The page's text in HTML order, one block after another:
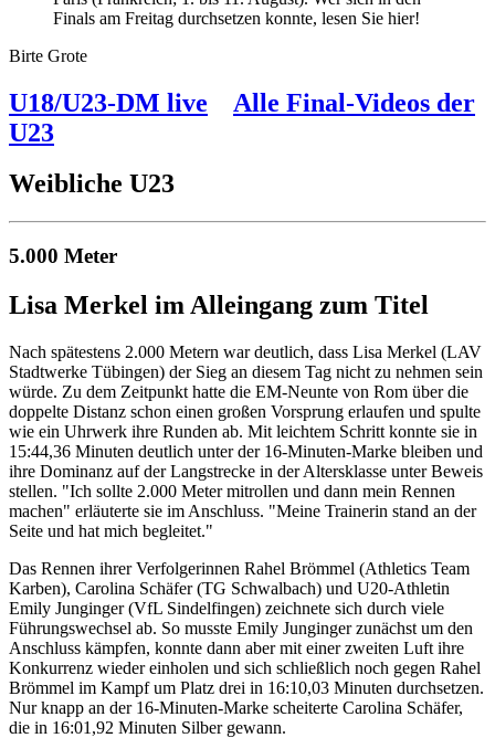
Finals am Freitag durchsetzen konnte, lesen Sie hier!
Birte Grote
U18/U23-DM live
Alle Final-Videos der
U23
Weibliche U23
5.000 Meter
Lisa Merkel im Alleingang zum Titel
Nach spätestens 2.000 Metern war deutlich, dass Lisa Merkel (LAV
Stadtwerke Tübingen) der Sieg an diesem Tag nicht zu nehmen sein
würde. Zu dem Zeitpunkt hatte die EM-Neunte von Rom über die
doppelte Distanz schon einen großen Vorsprung erlaufen und spulte
wie ein Uhrwerk ihre Runden ab. Mit leichtem Schritt konnte sie in
15:44,36 Minuten deutlich unter der 16-Minuten-Marke bleiben und
ihre Dominanz auf der Langstrecke in der Altersklasse unter Beweis
stellen. "Ich sollte 2.000 Meter mitrollen und dann mein Rennen
machen" erläuterte sie im Anschluss. "Meine Trainerin stand an der
Seite und hat mich begleitet."
Das Rennen ihrer Verfolgerinnen Rahel Brömmel (Athletics Team
Karben), Carolina Schäfer (TG Schwalbach) und U20-Athletin
Emily Junginger (VfL Sindelfingen) zeichnete sich durch viele
Führungswechsel ab. So musste Emily Junginger zunächst um den
Anschluss kämpfen, konnte dann aber mit einer zweiten Luft ihre
Konkurrenz wieder einholen und sich schließlich noch gegen Rahel
Brömmel im Kampf um Platz drei in 16:10,03 Minuten durchsetzen.
Nur knapp an der 16-Minuten-Marke scheiterte Carolina Schäfer,
die in 16:01,92 Minuten Silber gewann.